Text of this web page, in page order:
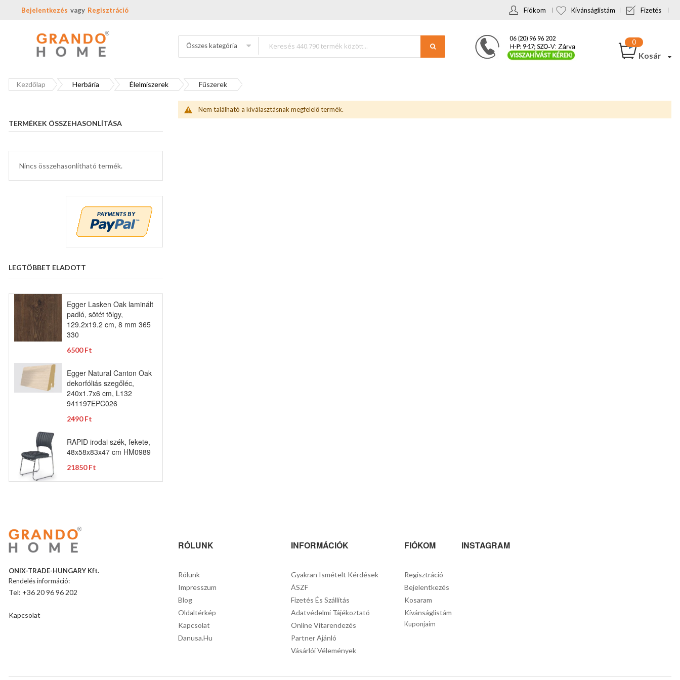
Bejelentkezés Regisztráció Fiókom Kívánságlistám Fizetés
Összes kategória
Kosár
Kezdőlap Herbária Élelmiszerek Fűszerek
Nem található a kiválasztásnak megfelelő termék.
TERMÉKEK ÖSSZEHASONLÍTÁSA
Nincs összehasonlítható termék.
LEGTÖBBET ELADOTT
Egger Lasken Oak laminált
padló, sötét tölgy,
129.2x19.2 cm, 8 mm 365
330
6500 Ft
Egger Natural Canton Oak
dekorfóliás szegőléc,
240x1.7x6 cm, L132
941197EPC026
2490 Ft
RAPID irodai szék, fekete,
48x58x83x47 cm HM0989
21850 Ft
ONIX-TRADE-HUNGARY Kft.
Rendelés információ:
Tel: +36 20 96 96 202
Kapcsolat
RÓLUNK
Rólunk
Impresszum
Blog
Oldaltérkép
Kapcsolat
Danusa.hu
INFORMÁCIÓK
Gyakran Ismételt Kérdések
ÁSZF
Fizetés És Szállítás
Adatvédelmi Tájékoztató
Online Vitarendezés
Partner Ajánló
Vásárlói Vélemények
FIÓKOM
Regisztráció
Bejelentkezés
Kosaram
Kívánságlistám
Kuponjaim
INSTAGRAM